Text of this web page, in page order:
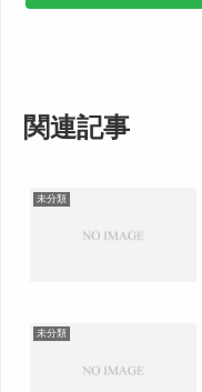
関連記事
未分類
未分類